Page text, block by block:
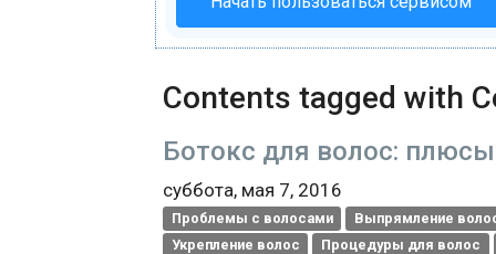
Contents tagged with
Ботокс для волос:
суббота, мая 7, 2016
Проблемы с волосами
Выпрямление
Укрепление волос
Процедуры для волос